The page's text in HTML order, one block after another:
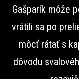
Gašparík môže
vrátili sa po
môcť rátať s
dôvodu